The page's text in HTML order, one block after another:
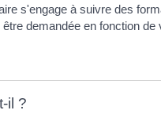
s'engage à suivre des
demandée en fonction
il ?